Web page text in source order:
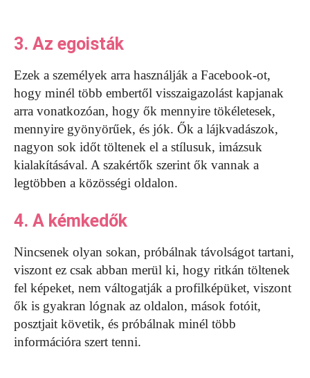
3. Az egoisták
Ezek a személyek arra használják a Facebook-ot,
hogy minél több embertől visszaigazolást kapjanak
arra vonatkozóan, hogy ők mennyire tökéletesek,
mennyire gyönyörűek, és jók. Ők a lájkvadászok,
nagyon sok időt töltenek el a stílusuk, imázsuk
kialakításával. A szakértők szerint ők vannak a
legtöbben a közösségi oldalon.
4. A kémkedők
Nincsenek olyan sokan, próbálnak távolságot tartani,
viszont ez csak abban merül ki, hogy ritkán töltenek
fel képeket, nem váltogatják a profilképüket, viszont
ők is gyakran lógnak az oldalon, mások fotóit,
posztjait követik, és próbálnak minél több
információra szert tenni.